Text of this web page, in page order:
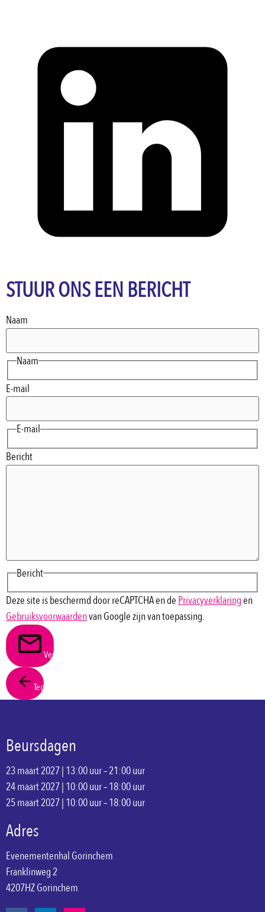
STUUR ONS EEN BERICHT
Naam
Naam
E-mail
E-mail
Bericht
Bericht
Deze site is beschermd door reCAPTCHA en dePrivacyverklaringen
Gebruiksvoorwaardenvan Google zijn van toepassing.
Verstuur
Terug
Beursdagen
23 maart 2027 | 13:00 uur – 21:00 uur
24 maart 2027 | 10:00 uur – 18:00 uur
25 maart 2027 | 10:00 uur – 18:00 uur
Adres
Evenementenhal Gorinchem
Franklinweg 2
4207HZ Gorinchem